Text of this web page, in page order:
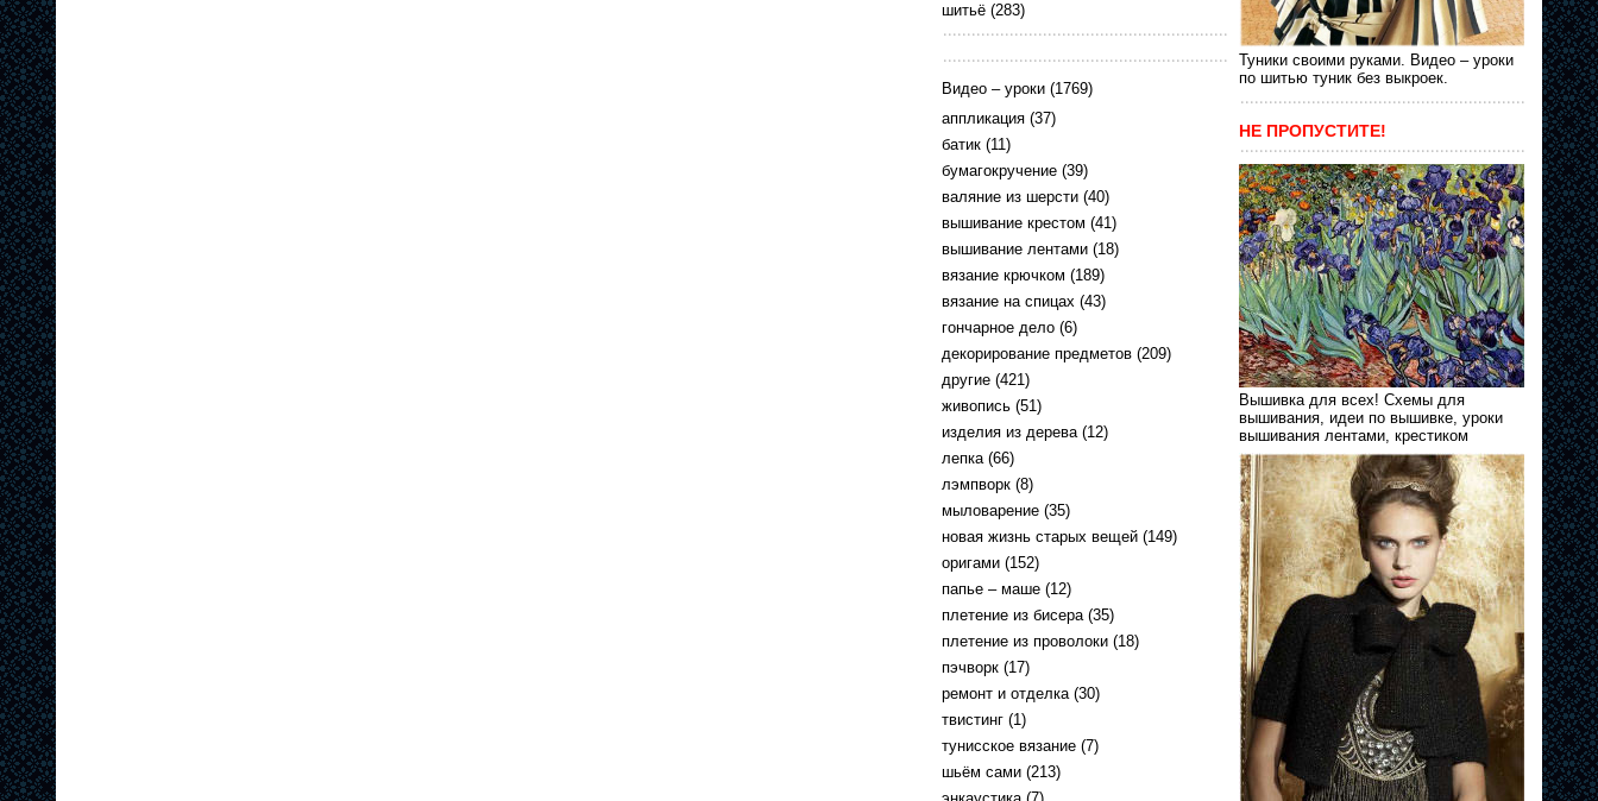
шитьё (283)
Видео – уроки (1769)
аппликация (37)
батик (11)
бумагокручение (39)
валяние из шерсти (40)
вышивание крестом (41)
вышивание лентами (18)
вязание крючком (189)
вязание на спицах (43)
гончарное дело (6)
декорирование предметов (209)
другие (421)
живопись (51)
изделия из дерева(12)
лепка(66)
лэмпворк (8)
мыловарение (35)
новая жизнь старых вещей (149)
оригами (152)
папье – маше (12)
плетение из бисера(35)
плетение из проволоки (18)
пэчворк (17)
ремонт и отделка(30)
твистинг (1)
тунисское вязание (7)
шьём сами (213)
Туники своими руками. Видео – уроки
по шитью туник без выкроек.
НЕ ПРОПУСТИТЕ!
Вышивка для всех! Схемы для
вышивания, идеи по вышивке, уроки
вышивания лентами, крестиком